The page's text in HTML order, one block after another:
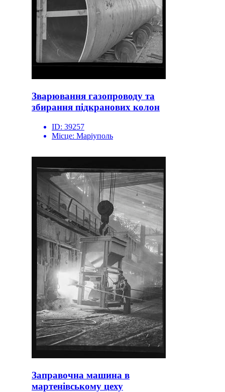
Зварювання газопроводу та
збирання підкранових колон
ID: 39257
Місце: Маріуполь
Заправочна машина в
мартенівському цеху